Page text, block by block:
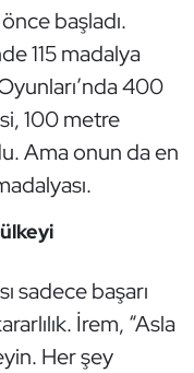
başladı.
115 madalya
400
100 metre
Ama onun da en
sadece başarı
İrem, “Asla
Her şey